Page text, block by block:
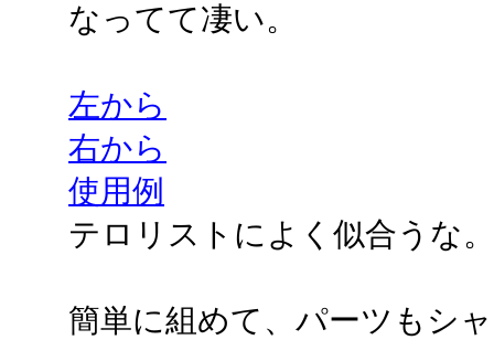
なってて凄い。
左から
右から
使用例
テロリストによく似合うな。
簡単に組めて、パーツもシ